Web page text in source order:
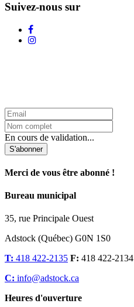
Suivez-nous sur
En cours de validation...
S'abonner
Merci de vous être abonné !
Bureau municipal
35, rue Principale Ouest
Adstock (Québec) G0N 1S0
T: 418 422-2135 F: 418 422-2134
C: info@adstock.ca
Heures d'ouverture